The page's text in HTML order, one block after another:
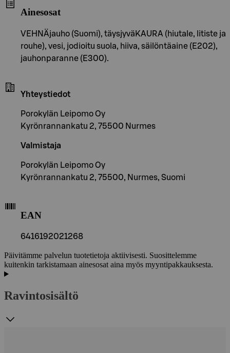
Ainesosat
VEHNÄjauho (Suomi), täysjyväKAURA (hiutale, litiste ja
rouhe), vesi, jodioitu suola, hiiva, säilöntäaine (E202),
jauhonparanne (E300).
Yhteystiedot
Porokylän Leipomo Oy
Kyrönrannankatu 2, 75500 Nurmes
Valmistaja
Porokylän Leipomo Oy
Kyrönrannankatu 2, 75500, Nurmes, Suomi
EAN
6416192021268
Päivitämme palvelun tuotetietoja aktiivisesti. Suosittelemme
kuitenkin tarkistamaan ainesosat aina myös myyntipakkauksesta.
Ravintosisältö